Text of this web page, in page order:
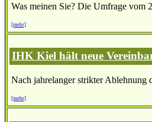
Was meinen Sie? Die Umfrage vom
[mehr]
IHK Kiel hält neue
Nach jahrelanger strikter
[mehr]